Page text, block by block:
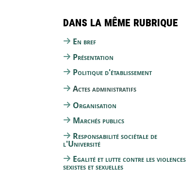
Dans la même rubrique
En bref
Présentation
Politique d'établissement
Actes administratifs
Organisation
Marchés publics
Responsabilité sociétale de
l'Université
Egalité et lutte contre les violences
sexistes et sexuelles